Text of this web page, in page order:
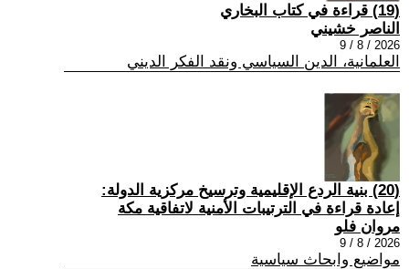
(19) قراءة في كتاب البخاري
الناصر خشيني
2026 / 8 / 9
العلمانية، الدين السياسي ونقد الفكر الديني
(20) بنية الردع الإقليمية وترسيخ مركزية الدولة:
إعادة قراءة في الترتيبات الأمنية لاتفاقية مكة
مروان فلو
2026 / 8 / 9
مواضيع وابحاث سياسية